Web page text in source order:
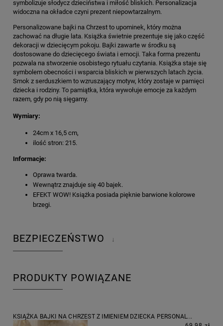
symbolizuje słodycz dzieciństwa i miłość bliskich. Personalizacja
widoczna na okładce czyni prezent niepowtarzalnym.
Personalizowane bajki na Chrzest to upominek, który można
zachować na długie lata. Książka świetnie prezentuje się jako część
dekoracji w dziecięcym pokoju. Bajki zawarte w środku są
dostosowane do dziecięcego świata i emocji. Taka forma prezentu
pozwala na stworzenie osobistego rytuału czytania. Książka staje się
symbolem obecności i wsparcia bliskich w pierwszych latach życia.
Smok z serduszkiem to wzruszający motyw, który zostaje w pamięci
dziecka i rodziny. To pamiątka, która wywołuje emocje za każdym
razem, gdy po nią sięgamy.
Wymiary:
24cm x 16,5 cm,
ilość stron: 215.
Informacje:
Oprawa twarda.
Wewnątrz znajduje się 40 bajek.
EFEKT WOW! Książka posiada pięknie barwione kolorowe
brzegi.
BEZPIECZEŃSTWO ↓
PRODUKTY POWIĄZANE
KSIĄŻKA BAJKI NA CHRZEST Z IMIENIEM DZIECKA PERSONAL...